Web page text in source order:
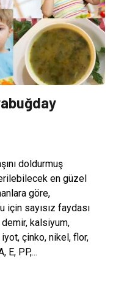
doldurmuş
en güzel
göre,
için sayısız faydası
kalsiyum,
iyot, çinko, nikel, flor,
E, PP,...